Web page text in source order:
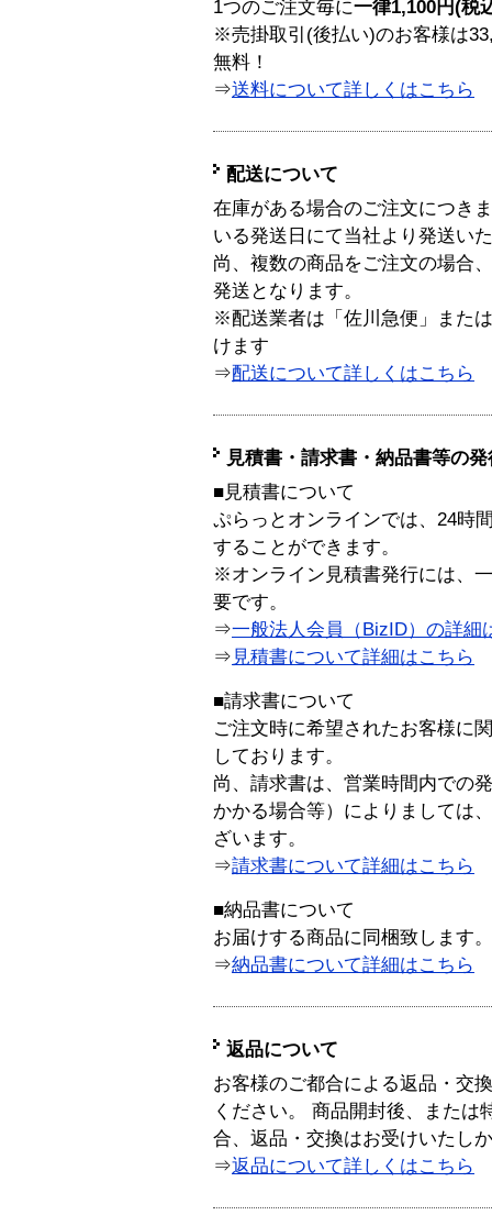
1つのご注文毎に一律1,100円(税
※売掛取引(後払い)のお客様は
無料！
⇒送料について詳しくはこちら
配送について
在庫がある場合のご注文につき
いる発送日にて当社より発送い
尚、複数の商品をご注文の場合
発送となります。
※配送業者は「佐川急便」また
けます
⇒配送について詳しくはこちら
見積書・請求書・納品書等の
■見積書について
ぷらっとオンラインでは、24時
することができます。
※オンライン見積書発行には、
要です。
⇒一般法人会員（BizID）の詳細
⇒ 見積書について詳細はこちら
■請求書について
ご注文時に希望されたお客様に
しております。
尚、請求書は、営業時間内での
かかる場合等）によりましては
ざいます。
⇒請求書について詳細はこちら
■納品書について
お届けする商品に同梱致します。
⇒納品書について詳細はこちら
返品について
お客様のご都合による返品・交
ください。 商品開封後、または
合、返品・交換はお受けいたし
⇒返品について詳しくはこちら